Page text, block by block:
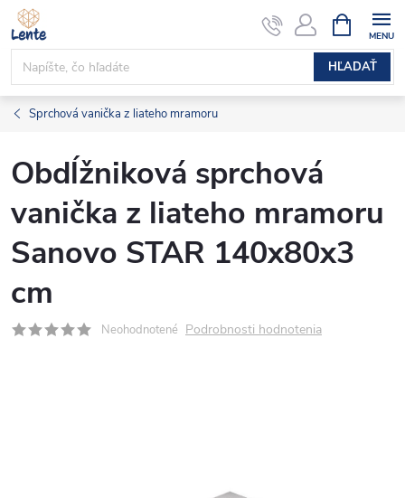
Prejsť
na
obsah
HĽADAŤ
KOŠÍK
Sprchová vanička z liateho mramoru
Obdĺžniková sprchová
vanička z liateho mramoru
Sanovo STAR 140x80x3
cm
Neohodnotené Podrobnosti hodnotenia